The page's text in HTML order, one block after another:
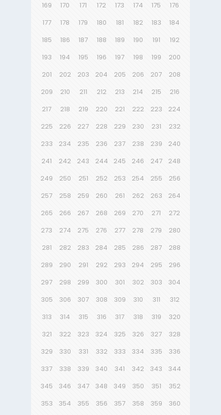
169
170 171 172 173 174 175
176
177
178 179 180 181 182 183
184
185
186 187 188 189 190 191
192
193
194 195 196 197 198 199
200
201
202 203 204 205 206 207
208
209
210 211 212 213 214 215
216
217
218 219 220 221 222 223
224
225
226 227 228 229 230 231
232
233
234 235 236 237 238 239
240
241
242 243 244 245 246 247
248
249
250 251 252 253 254 255
256
257
258 259 260 261 262 263
264
265
266 267 268 269 270 271
272
273
274 275 276 277 278 279
280
281
282 283 284 285 286 287
288
289
290 291 292 293 294 295
296
297
298 299 300 301 302 303
304
305
306 307 308 309 310 311
312
313
314 315 316 317 318 319
320
321
322 323 324 325 326 327
328
329
330 331 332 333 334 335
336
337
338 339 340 341 342 343
344
345
346 347 348 349 350 351
352
353
354 355 356 357 358 359
360